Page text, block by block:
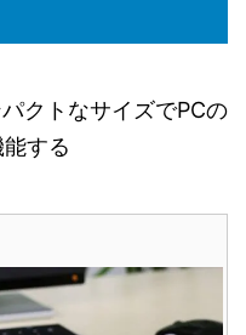
クトなサイズでPCの
する